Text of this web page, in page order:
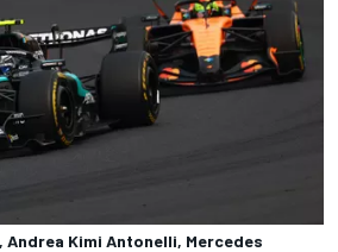
Andrea Kimi Antonelli, Mercedes